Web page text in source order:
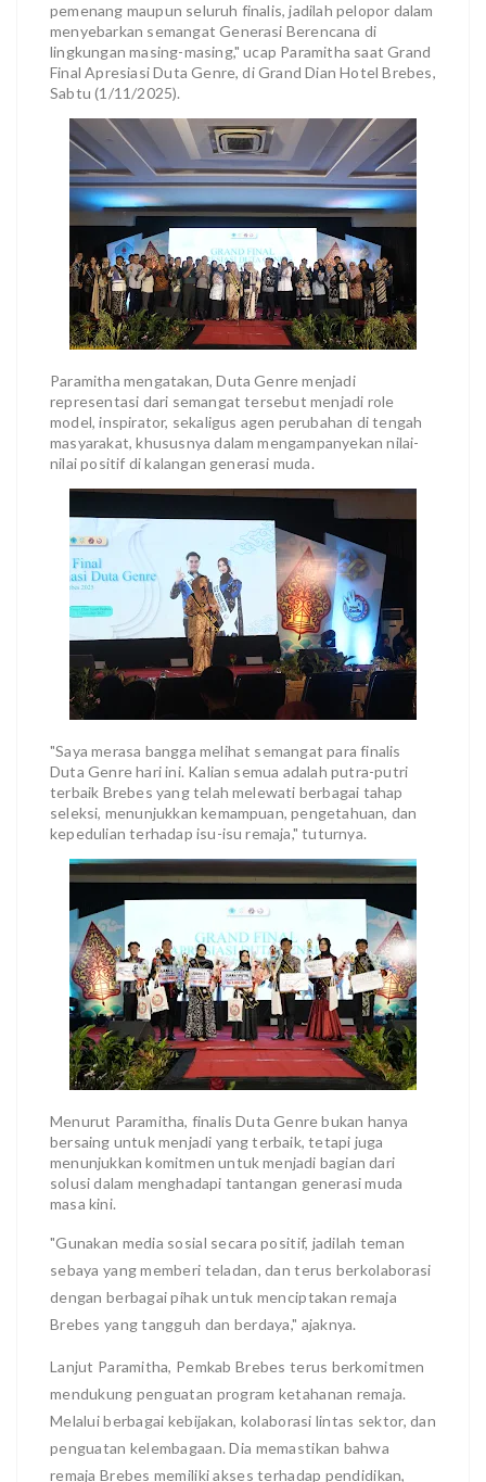
pemenang maupun seluruh finalis, jadilah pelopor dalam
menyebarkan semangat Generasi Berencana di
lingkungan masing-masing," ucap Paramitha saat Grand
Final Apresiasi Duta Genre, di Grand Dian Hotel Brebes,
Sabtu (1/11/2025).
Paramitha mengatakan, Duta Genre menjadi
representasi dari semangat tersebut menjadi role
model, inspirator, sekaligus agen perubahan di tengah
masyarakat, khususnya dalam mengampanyekan nilai-
nilai positif di kalangan generasi muda.
"Saya merasa bangga melihat semangat para finalis
Duta Genre hari ini. Kalian semua adalah putra-putri
terbaik Brebes yang telah melewati berbagai tahap
seleksi, menunjukkan kemampuan, pengetahuan, dan
kepedulian terhadap isu-isu remaja," tuturnya.
Menurut Paramitha, finalis Duta Genre bukan hanya
bersaing untuk menjadi yang terbaik, tetapi juga
menunjukkan komitmen untuk menjadi bagian dari
solusi dalam menghadapi tantangan generasi muda
masa kini.
"Gunakan media sosial secara positif, jadilah teman
sebaya yang memberi teladan, dan terus berkolaborasi
dengan berbagai pihak untuk menciptakan remaja
Brebes yang tangguh dan berdaya," ajaknya.
Lanjut Paramitha, Pemkab Brebes terus berkomitmen
mendukung penguatan program ketahanan remaja.
Melalui berbagai kebijakan, kolaborasi lintas sektor, dan
penguatan kelembagaan. Dia memastikan bahwa
remaja Brebes memiliki akses terhadap pendidikan,